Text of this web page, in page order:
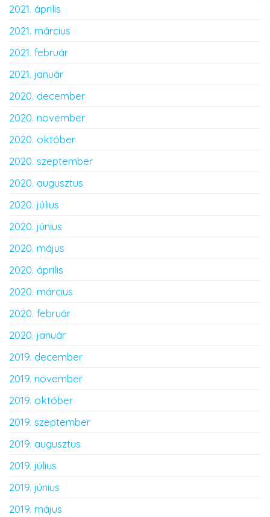
2021. április
2021. március
2021. február
2021. január
2020. december
2020. november
2020. október
2020. szeptember
2020. augusztus
2020. július
2020. június
2020. május
2020. április
2020. március
2020. február
2020. január
2019. december
2019. november
2019. október
2019. szeptember
2019. augusztus
2019. július
2019. június
2019. május